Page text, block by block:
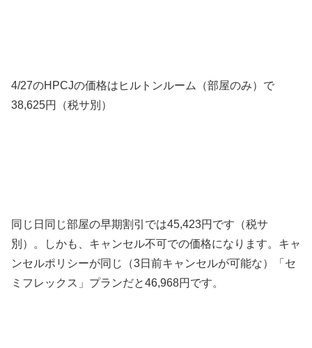
4/27のHPCJの価格はヒルトンルーム（部屋のみ）で
38,625円（税サ別）
同じ日同じ部屋の早期割引では45,423円です（税サ
別）。しかも、キャンセル不可での価格になります。キャ
ンセルポリシーが同じ（3日前キャンセルが可能な）「セ
ミフレックス」プランだと46,968円です。